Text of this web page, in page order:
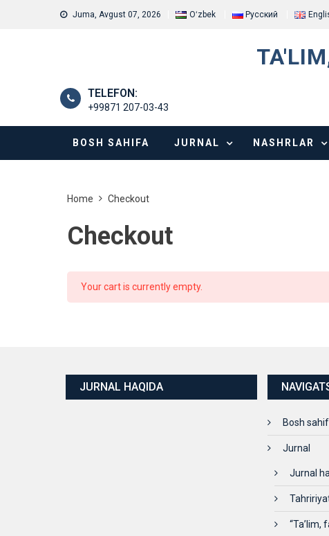
Juma, Avgust 07, 2026 Oʻzbek Русский
TELEFON:
+99871 207-03-43
BOSH SAHIFA JURNAL NASHRLAR
Home Checkout
Checkout
Your cart is currently empty.
JURNAL HAQIDA
Bosh
Jurnal
Jurnal
“Ta’lim,